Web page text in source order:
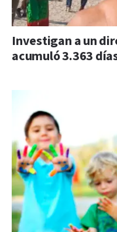
Investigan a un
acumuló 3.363